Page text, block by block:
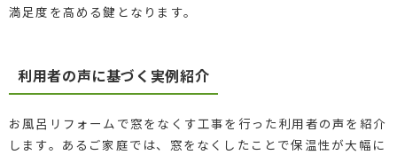
満足度を高める鍵となります。
利用者の声に基づく実例紹介
お風呂リフォームで窓をなくす工事を行った利用者の声を紹介
します。あるご家庭では、窓をなくしたことで保温性が大幅に